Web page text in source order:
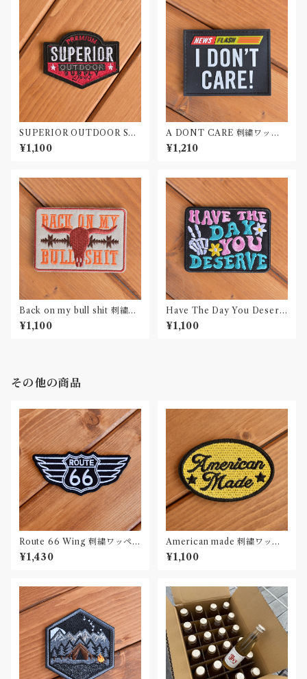
SUPERIOR OUTDOOR SU
PLY 刺繍ワッペン Patch
¥1,100
A DONT CARE 刺繍ワッペ
ン Patch
¥1,210
Back on my bull shit 刺繍ワ
ッペン Patch
¥1,100
Have The Day You Deserv
e 刺繍ワッペン Patch
¥1,100
その他の商品
Route 66 Wing 刺繍ワッペン
Patch
¥1,430
American made 刺繍ワッペ
ン Patch
¥1,100